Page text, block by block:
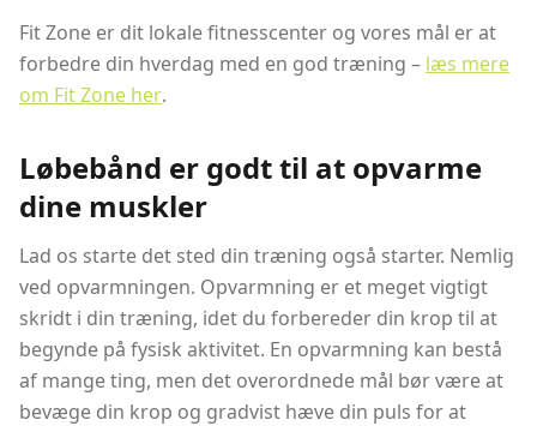
Fit Zone er dit lokale fitnesscenter og vores mål er at
forbedre din hverdag med en god træning – læs mere
om Fit Zone her.
Løbebånd er godt til at opvarme
dine muskler
Lad os starte det sted din træning også starter. Nemlig
ved opvarmningen. Opvarmning er et meget vigtigt
skridt i din træning, idet du forbereder din krop til at
begynde på fysisk aktivitet. En opvarmning kan bestå
af mange ting, men det overordnede mål bør være at
bevæge din krop og gradvist hæve din puls for at